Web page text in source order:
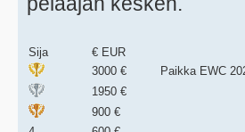
Sija
€ EUR
3000 €
Paikka EWC
1950 €
900 €